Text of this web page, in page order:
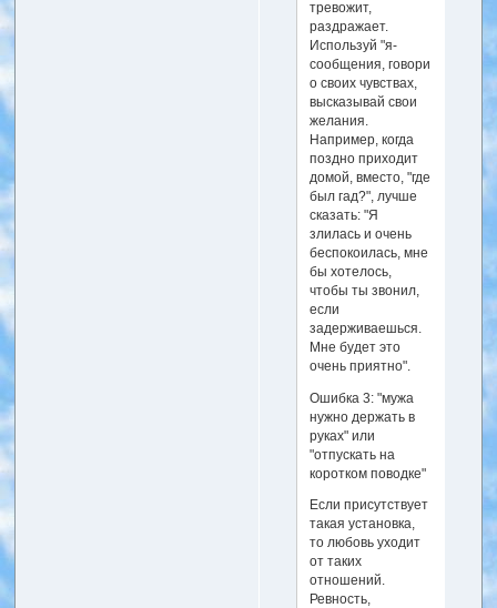
тревожит,
раздражает.
Используй "я-
сообщения, говори
о своих чувствах,
высказывай свои
желания.
Например, когда
поздно приходит
домой, вместо, "где
был гад?", лучше
сказать: "Я
злилась и очень
беспокоилась, мне
бы хотелось,
чтобы ты звонил,
если
задерживаешься.
Мне будет это
очень приятно".
Ошибка 3: "мужа
нужно держать в
руках" или
"отпускать на
коротком поводке"
Если присутствует
такая установка,
то любовь уходит
от таких
отношений.
Ревность,